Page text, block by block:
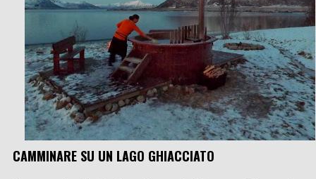
CAMMINARE SU UN LAGO GHIACCIATO